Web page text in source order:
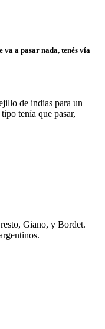
va a pasar nada, tenés vía
de indias para un
tenía que pasar,
Giano, y Bordet.